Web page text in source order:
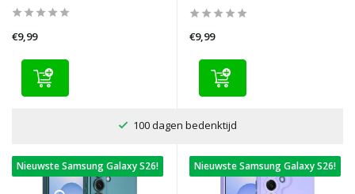
€9,99 €9,99
100 dagen bedenktijd
Nieuwste Samsung Galaxy S26! Nieuwste Samsung Galaxy S26!